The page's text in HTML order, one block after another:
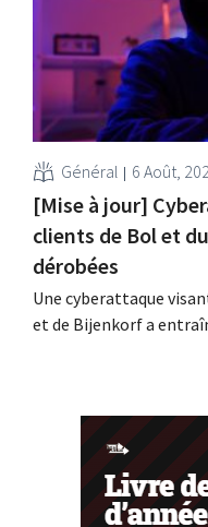
Général 6 Août,
[Mise à jour]
clients de Bol et
dérobées
Une cyberattaque
et de Bijenkorf a